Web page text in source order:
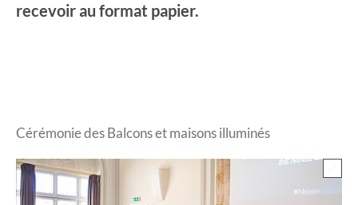
recevoir au format papier.
Cérémonie des Balcons et maisons illuminés